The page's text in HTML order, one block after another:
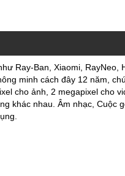
Ray-Ban, Xiaomi, RayNeo,
minh cách đây 12 năm,
cho ảnh, 2 megapixel cho
khác nhau. Âm nhạc, Cuộc